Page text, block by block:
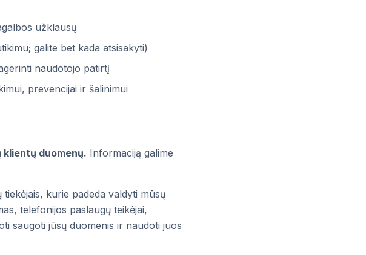
užklausų
galite bet kada atsisakyti)
naudotojo patirtį
prevencijai ir šalinimui
klientų duomenų. Informaciją galime
tiekėjais, kurie padeda valdyti mūsų
telefonijos paslaugų teikėjai,
saugoti jūsų duomenis ir naudoti juos